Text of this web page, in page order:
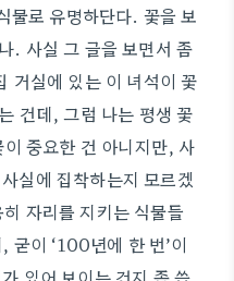
물로 유명하단다. 꽃을 보
. 사실 그 글을 보면서 좀
거실에 있는 이 녀석이 꽃
건데, 그럼 나는 평생 꽃
중요한 건 아니지만, 사
실에 집착하는지 모르겠
자리를 지키는 식물들
굳이 ‘100년에 한 번’이